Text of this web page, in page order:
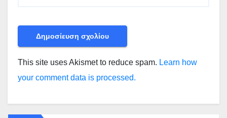
This site uses Akismet to reduce spam. Learn how
your comment data is processed.